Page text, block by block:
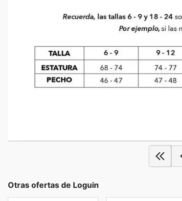
Otras ofertas de Loguin